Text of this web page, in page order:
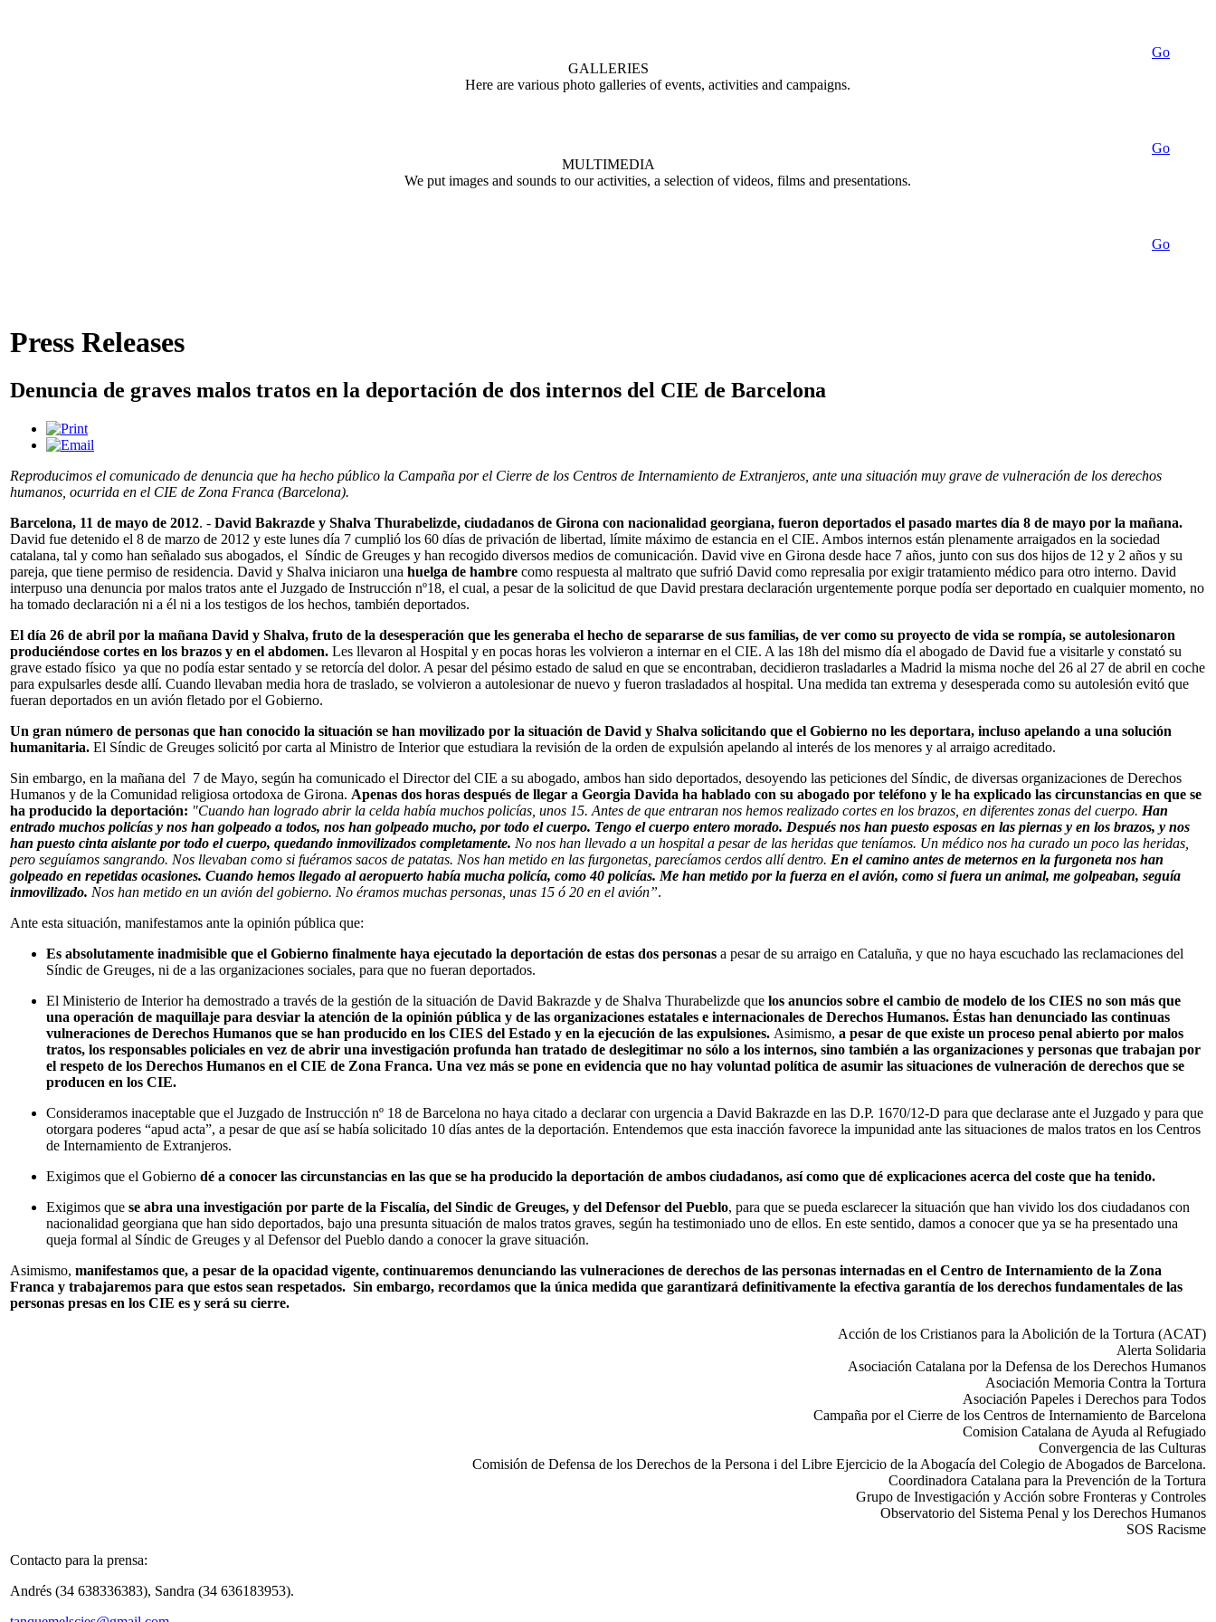
Go
GALLERIES
Here are various photo galleries of events, activities and campaigns.
Go
MULTIMEDIA
We put images and sounds to our activities, a selection of videos, films and presentations.
Go
Press Releases
Denuncia de graves malos tratos en la deportación de dos internos del CIE de Barcelona
Reproducimos el comunicado de denuncia que ha hecho público la Campaña por el Cierre de los Centros de Internamiento de Extranjeros, ante una situación muy grave de vulneración de los derechos
humanos, ocurrida en el CIE de Zona Franca (Barcelona).
Barcelona, 11 de mayo de 2012. - David Bakrazde y Shalva Thurabelizde, ciudadanos de Girona con nacionalidad georgiana, fueron deportados el pasado martes día 8 de mayo por la mañana.
David fue detenido el 8 de marzo de 2012 y este lunes día 7 cumplió los 60 días de privación de libertad, límite máximo de estancia en el CIE. Ambos internos están plenamente arraigados en la sociedad
catalana, tal y como han señalado sus abogados, el Síndic de Greuges y han recogido diversos medios de comunicación. David vive en Girona desde hace 7 años, junto con sus dos hijos de 12 y 2 años y su
pareja, que tiene permiso de residencia. David y Shalva iniciaron una huelga de hambre como respuesta al maltrato que sufrió David como represalia por exigir tratamiento médico para otro interno. David
interpuso una denuncia por malos tratos ante el Juzgado de Instrucción nº18, el cual, a pesar de la solicitud de que David prestara declaración urgentemente porque podía ser deportado en cualquier momento, no
ha tomado declaración ni a él ni a los testigos de los hechos, también deportados.
El día 26 de abril por la mañana David y Shalva, fruto de la desesperación que les generaba el hecho de separarse de sus familias, de ver como su proyecto de vida se rompía, se autolesionaron
produciéndose cortes en los brazos y en el abdomen. Les llevaron al Hospital y en pocas horas les volvieron a internar en el CIE. A las 18h del mismo día el abogado de David fue a visitarle y constató su
grave estado físico ya que no podía estar sentado y se retorcía del dolor. A pesar del pésimo estado de salud en que se encontraban, decidieron trasladarles a Madrid la misma noche del 26 al 27 de abril en coche
para expulsarles desde allí. Cuando llevaban media hora de traslado, se volvieron a autolesionar de nuevo y fueron trasladados al hospital. Una medida tan extrema y desesperada como su autolesión evitó que
fueran deportados en un avión fletado por el Gobierno.
Un gran número de personas que han conocido la situación se han movilizado por la situación de David y Shalva solicitando que el Gobierno no les deportara, incluso apelando a una solución
humanitaria. El Síndic de Greuges solicitó por carta al Ministro de Interior que estudiara la revisión de la orden de expulsión apelando al interés de los menores y al arraigo acreditado.
Sin embargo, en la mañana del 7 de Mayo, según ha comunicado el Director del CIE a su abogado, ambos han sido deportados, desoyendo las peticiones del Síndic, de diversas organizaciones de Derechos
Humanos y de la Comunidad religiosa ortodoxa de Girona. Apenas dos horas después de llegar a Georgia Davida ha hablado con su abogado por teléfono y le ha explicado las circunstancias en que se
ha producido la deportación: "Cuando han logrado abrir la celda había muchos policías, unos 15. Antes de que entraran nos hemos realizado cortes en los brazos, en diferentes zonas del cuerpo. Han
entrado muchos policías y nos han golpeado a todos, nos han golpeado mucho, por todo el cuerpo. Tengo el cuerpo entero morado. Después nos han puesto esposas en las piernas y en los brazos, y nos
han puesto cinta aislante por todo el cuerpo, quedando inmovilizados completamente. No nos han llevado a un hospital a pesar de las heridas que teníamos. Un médico nos ha curado un poco las heridas,
pero seguíamos sangrando. Nos llevaban como si fuéramos sacos de patatas. Nos han metido en las furgonetas, parecíamos cerdos allí dentro. En el camino antes de meternos en la furgoneta nos han
golpeado en repetidas ocasiones. Cuando hemos llegado al aeropuerto había mucha policía, como 40 policías. Me han metido por la fuerza en el avión, como si fuera un animal, me golpeaban, seguía
inmovilizado. Nos han metido en un avión del gobierno. No éramos muchas personas, unas 15 ó 20 en el avión”.
Ante esta situación, manifestamos ante la opinión pública que:
Es absolutamente inadmisible que el Gobierno finalmente haya ejecutado la deportación de estas dos personas a pesar de su arraigo en Cataluña, y que no haya escuchado las reclamaciones del
Síndic de Greuges, ni de a las organizaciones sociales, para que no fueran deportados.
El Ministerio de Interior ha demostrado a través de la gestión de la situación de David Bakrazde y de Shalva Thurabelizde que los anuncios sobre el cambio de modelo de los CIES no son más que
una operación de maquillaje para desviar la atención de la opinión pública y de las organizaciones estatales e internacionales de Derechos Humanos. Éstas han denunciado las continuas
vulneraciones de Derechos Humanos que se han producido en los CIES del Estado y en la ejecución de las expulsiones. Asimismo, a pesar de que existe un proceso penal abierto por malos
tratos, los responsables policiales en vez de abrir una investigación profunda han tratado de deslegitimar no sólo a los internos, sino también a las organizaciones y personas que trabajan por
el respeto de los Derechos Humanos en el CIE de Zona Franca. Una vez más se pone en evidencia que no hay voluntad política de asumir las situaciones de vulneración de derechos que se
producen en los CIE.
Consideramos inaceptable que el Juzgado de Instrucción nº 18 de Barcelona no haya citado a declarar con urgencia a David Bakrazde en las D.P. 1670/12-D para que declarase ante el Juzgado y para que
otorgara poderes “apud acta”, a pesar de que así se había solicitado 10 días antes de la deportación. Entendemos que esta inacción favorece la impunidad ante las situaciones de malos tratos en los Centros
de Internamiento de Extranjeros.
Exigimos que el Gobierno dé a conocer las circunstancias en las que se ha producido la deportación de ambos ciudadanos, así como que dé explicaciones acerca del coste que ha tenido.
Exigimos que se abra una investigación por parte de la Fiscalía, del Sindic de Greuges, y del Defensor del Pueblo, para que se pueda esclarecer la situación que han vivido los dos ciudadanos con
nacionalidad georgiana que han sido deportados, bajo una presunta situación de malos tratos graves, según ha testimoniado uno de ellos. En este sentido, damos a conocer que ya se ha presentado una
queja formal al Síndic de Greuges y al Defensor del Pueblo dando a conocer la grave situación.
Asimismo, manifestamos que, a pesar de la opacidad vigente, continuaremos denunciando las vulneraciones de derechos de las personas internadas en el Centro de Internamiento de la Zona
Franca y trabajaremos para que estos sean respetados. Sin embargo, recordamos que la única medida que garantizará definitivamente la efectiva garantía de los derechos fundamentales de las
personas presas en los CIE es y será su cierre.
Acción de los Cristianos para la Abolición de la Tortura (ACAT)
Alerta Solidaria
Asociación Catalana por la Defensa de los Derechos Humanos
Asociación Memoria Contra la Tortura
Asociación Papeles i Derechos para Todos
Campaña por el Cierre de los Centros de Internamiento de Barcelona
Comision Catalana de Ayuda al Refugiado
Convergencia de las Culturas
Comisión de Defensa de los Derechos de la Persona i del Libre Ejercicio de la Abogacía del Colegio de Abogados de Barcelona.
Coordinadora Catalana para la Prevención de la Tortura
Grupo de Investigación y Acción sobre Fronteras y Controles
Observatorio del Sistema Penal y los Derechos Humanos
SOS Racisme
Contacto para la prensa:
Andrés (34 638336383), Sandra (34 636183953).